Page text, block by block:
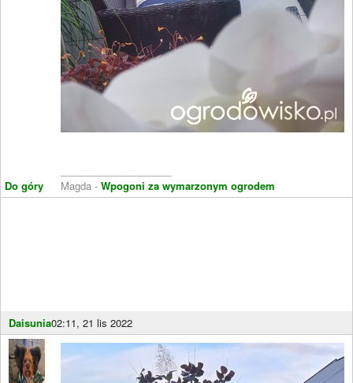
Do góry
Magda - Wpogoni za wymarzonym ogrodem
Daisunia02:11, 21 lis 2022